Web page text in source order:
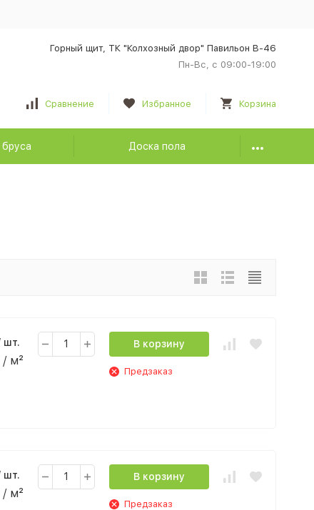
Горный щит, ТК "Колхозный двор" Павильон В-46
Пн-Вс, с 09:00-19:00
Сравнение Избранное Корзина
Доска пола
шт.
/ м²
В корзину
Предзаказ
шт.
/ м²
В корзину
Предзаказ